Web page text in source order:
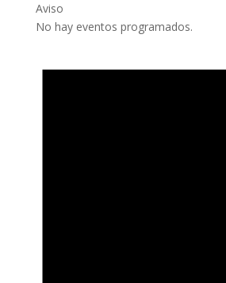
Aviso
No hay eventos programados.